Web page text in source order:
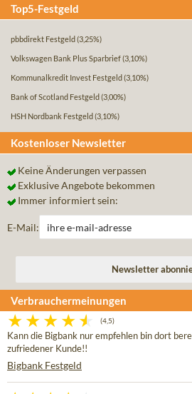
Top5-Festgeld
pbbdirekt Festgeld (3,25%)
Volkswagen Bank Plus Sparbrief(3,10%)
Kommunalkredit Invest Festgeld (3,10%)
Bank of Scotland Festgeld (3,00%)
HSH Nordbank Festgeld (3,10%)
Kostenloser Newsletter
Keine Änderungen verpassen
Exklusive Angebote bekommen
Immer informiert sein:
E-Mail:
Verbrauchermeinungen
(4,5)
Kann die Bigbank nur empfehlen bin dort
zufriedener Kunde!!
Bigbank Festgeld